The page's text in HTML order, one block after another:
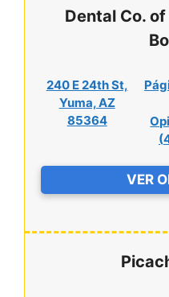
Dental Co.
240 E 24th St,
Yuma, AZ
85364
(
VER